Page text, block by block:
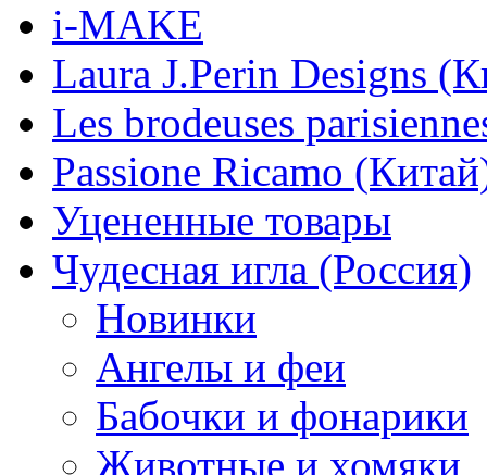
i-MAKE
Laura J.Perin Designs
Les brodeuses
Passione Ricamo
Уцененные товары
Чудесная игла (Россия)
Новинки
Ангелы и феи
Бабочки и фонарики
Животные и хомяки